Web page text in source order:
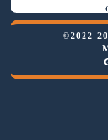
©2022-